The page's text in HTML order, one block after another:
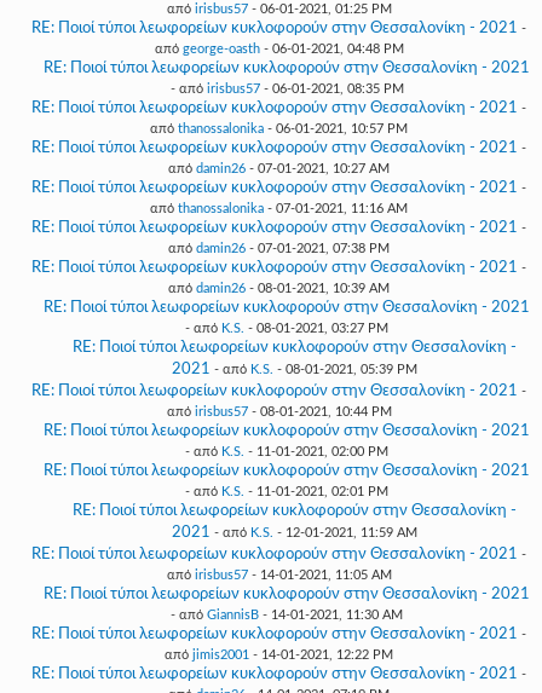
από irisbus57- 06-01-2021, 01:25 PM
RE: Ποιοί τύποι λεωφορείων κυκλοφορούν στην Θεσσαλονίκη - 2021 -
από george-oasth- 06-01-2021, 04:48 PM
RE: Ποιοί τύποι λεωφορείων κυκλοφορούν στην Θεσσαλονίκη - 2021
- από irisbus57- 06-01-2021, 08:35 PM
RE: Ποιοί τύποι λεωφορείων κυκλοφορούν στην Θεσσαλονίκη - 2021 -
από thanossalonika - 06-01-2021, 10:57 PM
RE: Ποιοί τύποι λεωφορείων κυκλοφορούν στην Θεσσαλονίκη - 2021 -
από damin26 - 07-01-2021, 10:27 AM
RE: Ποιοί τύποι λεωφορείων κυκλοφορούν στην Θεσσαλονίκη - 2021 -
από thanossalonika - 07-01-2021, 11:16 AM
RE: Ποιοί τύποι λεωφορείων κυκλοφορούν στην Θεσσαλονίκη - 2021 -
από damin26 - 07-01-2021, 07:38 PM
RE: Ποιοί τύποι λεωφορείων κυκλοφορούν στην Θεσσαλονίκη - 2021 -
από damin26 - 08-01-2021, 10:39 AM
RE: Ποιοί τύποι λεωφορείων κυκλοφορούν στην Θεσσαλονίκη - 2021
- από K.S. - 08-01-2021, 03:27 PM
RE: Ποιοί τύποι λεωφορείων κυκλοφορούν στην Θεσσαλονίκη -
2021 - από K.S. - 08-01-2021, 05:39 PM
RE: Ποιοί τύποι λεωφορείων κυκλοφορούν στην Θεσσαλονίκη - 2021 -
από irisbus57- 08-01-2021, 10:44 PM
RE: Ποιοί τύποι λεωφορείων κυκλοφορούν στην Θεσσαλονίκη - 2021
- από K.S. - 11-01-2021, 02:00 PM
RE: Ποιοί τύποι λεωφορείων κυκλοφορούν στην Θεσσαλονίκη - 2021
- από K.S. - 11-01-2021, 02:01 PM
RE: Ποιοί τύποι λεωφορείων κυκλοφορούν στην Θεσσαλονίκη -
2021 - από K.S. - 12-01-2021, 11:59 AM
RE: Ποιοί τύποι λεωφορείων κυκλοφορούν στην Θεσσαλονίκη - 2021 -
από irisbus57- 14-01-2021, 11:05 AM
RE: Ποιοί τύποι λεωφορείων κυκλοφορούν στην Θεσσαλονίκη - 2021
- από GiannisB - 14-01-2021, 11:30 AM
RE: Ποιοί τύποι λεωφορείων κυκλοφορούν στην Θεσσαλονίκη - 2021 -
από jimis2001 - 14-01-2021, 12:22 PM
RE: Ποιοί τύποι λεωφορείων κυκλοφορούν στην Θεσσαλονίκη - 2021 -